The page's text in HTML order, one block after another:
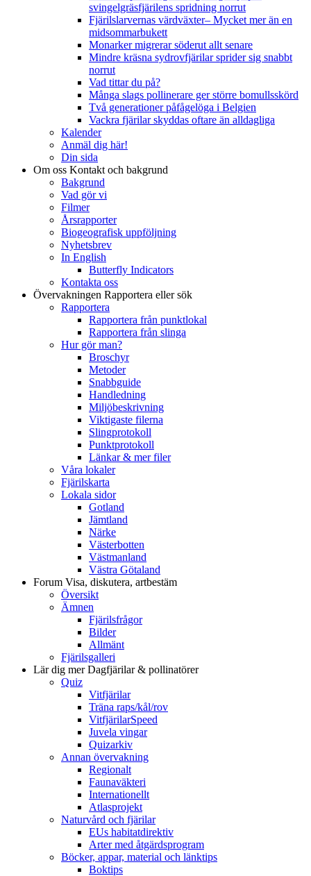
svingelgräsfjärilens spridning norrut
Fjärilslarvernas värdväxter– Mycket mer än en
midsommarbukett
Monarker migrerar söderut allt senare
Mindre kräsna sydrovfjärilar sprider sig snabbt
norrut
Vad tittar du på?
Många slags pollinerare ger större bomullsskörd
Två generationer påfågelöga i Belgien
Vackra fjärilar skyddas oftare än alldagliga
Kalender
Anmäl dig här!
Din sida
Om oss Kontakt och bakgrund
Bakgrund
Vad gör vi
Filmer
Årsrapporter
Biogeografisk uppföljning
Nyhetsbrev
In English
Butterfly Indicators
Kontakta oss
Övervakningen Rapportera eller sök
Rapportera
Rapportera från punktlokal
Rapportera från slinga
Hur gör man?
Broschyr
Metoder
Snabbguide
Handledning
Miljöbeskrivning
Viktigaste filerna
Slingprotokoll
Punktprotokoll
Länkar & mer filer
Våra lokaler
Fjärilskarta
Lokala sidor
Gotland
Jämtland
Närke
Västerbotten
Västmanland
Västra Götaland
Forum Visa, diskutera, artbestäm
Översikt
Ämnen
Fjärilsfrågor
Bilder
Allmänt
Fjärilsgalleri
Lär dig merDagfjärilar & pollinatörer
Quiz
Vitfjärilar
Träna raps/kål/rov
VitfjärilarSpeed
Juvela vingar
Quizarkiv
Annan övervakning
Regionalt
Faunaväkteri
Internationellt
Atlasprojekt
Naturvård och fjärilar
EUs habitatdirektiv
Arter med åtgärdsprogram
Böcker, appar, material och länktips
Boktips